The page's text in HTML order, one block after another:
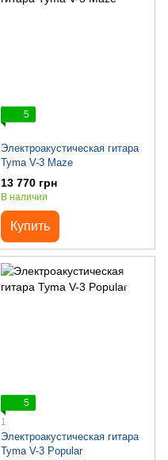
5
Электроакустическая гитара
Tyma V-3 Maze
13 770 грн
В наличии
Купить
5
1
Электроакустическая гитара
Tyma V-3 Popular